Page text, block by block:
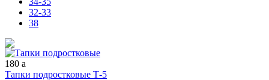
32-33
38
180 a
Тапки подростковые Т-5